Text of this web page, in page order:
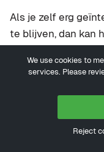
Als je zelf erg
te blijven, dan kan
ongezonde
een kind of ouder
vriendin die erg
er zelden iets aan
moeilijk om
We use cookies to
services. Please
Reject